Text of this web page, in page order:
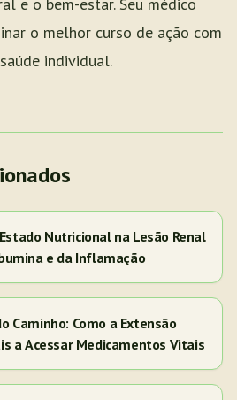
o melhor curso de ação com
individual.
Nutricional na Lesão Renal
e da Inflamação
Caminho: Como a Extensão
a Acessar Medicamentos Vitais